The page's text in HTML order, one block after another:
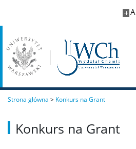
A
STUDENT STUDENTOWI
Doktoranci
Strona główna > Konkurs na Grant
Konkurs na Grant